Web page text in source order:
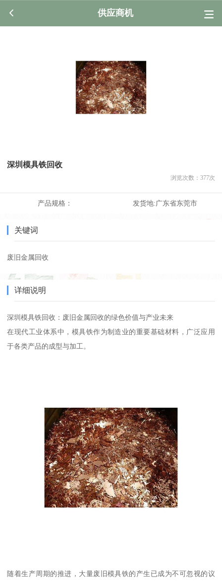
供应商机
深圳模具铁回收
浏览次数： 377次
产品规格： 发货地:广东省东莞市
关键词
废旧金属回收
详细说明
深圳模具铁回收：废旧金属回收的绿色价值与产业未来
在现代工业体系中，模具铁作为制造业的重要基础材料，广泛应用
于各类产品的成型与加工。
随着生产周期的推进，大量废旧模具铁的产生已成为不可忽视的议